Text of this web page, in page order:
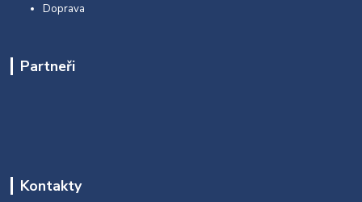
Doprava
Partneři
Kontakty